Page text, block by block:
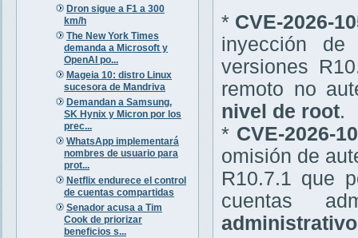
Dron sigue a F1 a 300
km/h
The New York Times
demanda a Microsoft y
OpenAI po...
Mageia 10: distro Linux
sucesora de Mandriva
Demandan a Samsung,
SK Hynix y Micron por los
prec...
WhatsApp implementará
nombres de usuario para
prot...
Netflix endurece el control
de cuentas compartidas
Senador acusa a Tim
Cook de priorizar
beneficios s...
* CVE-2026-
inyección
versiones
remoto no
nivel de root.
* CVE-2026-
omisión de
R10.7.1 que
cuentas